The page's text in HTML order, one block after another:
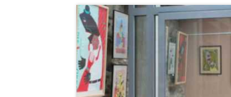
weiterlesen